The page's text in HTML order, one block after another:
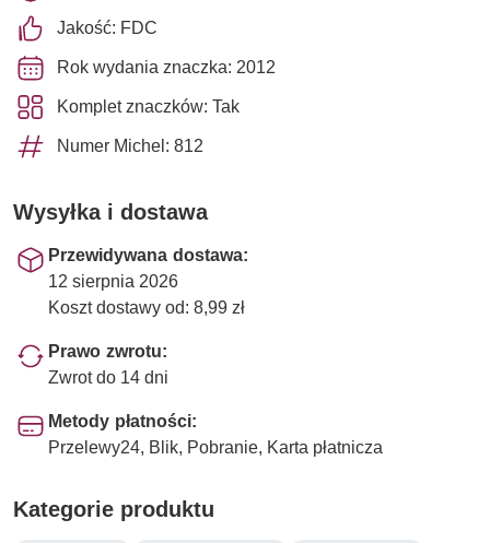
Jakość: FDC
Rok wydania znaczka: 2012
Komplet znaczków: Tak
Numer Michel: 812
Wysyłka i dostawa
Przewidywana dostawa:
12 sierpnia 2026
Koszt dostawy od: 8,99 zł
Prawo zwrotu:
Zwrot do 14 dni
Metody płatności:
Przelewy24, Blik, Pobranie, Karta płatnicza
Kategorie produktu